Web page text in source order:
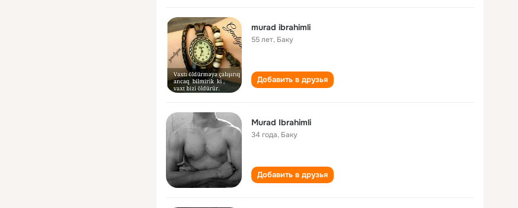
murad ibrahimli
55 лет, Баку
Добавить в друзья
Murad Ibrahimli
34 года, Баку
Добавить в друзья